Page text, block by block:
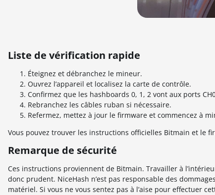
Liste de vérification rapide
Éteignez et débranchez le mineur.
Ouvrez l’appareil et localisez la carte de contrôle.
Confirmez que les hashboards 0, 1, 2 vont aux ports
Rebranchez les câbles ruban si nécessaire.
Refermez, mettez à jour le firmware et commencez à
Vous pouvez trouver les instructions officielles Bitmain et le
Remarque de sécurité
Ces instructions proviennent de Bitmain. Travailler à
donc prudent. NiceHash n’est pas responsable des
matériel. Si vous ne vous sentez pas à l’aise pour effectuer